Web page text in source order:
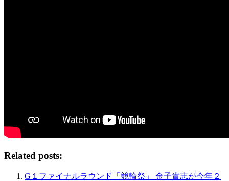
Related posts:
G１ファイナルラウンド「競輪祭」 金子貴志が今年２